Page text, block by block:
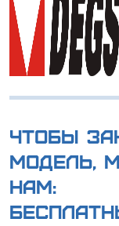
Чтобы
модель,
нам: